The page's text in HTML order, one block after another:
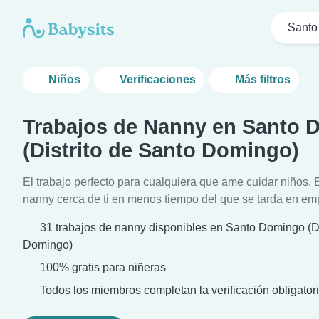
Niños Verificaciones Más filtros
Trabajos de Nanny en Santo
(Distrito de Santo Domingo)
El trabajo perfecto para cualquiera que ame cuidar niños.
nanny cerca de ti en menos tiempo del que se tarda en
31 trabajos de nanny disponibles en Santo Domingo
Domingo)
100% gratis para niñeras
Todos los miembros completan la verificación